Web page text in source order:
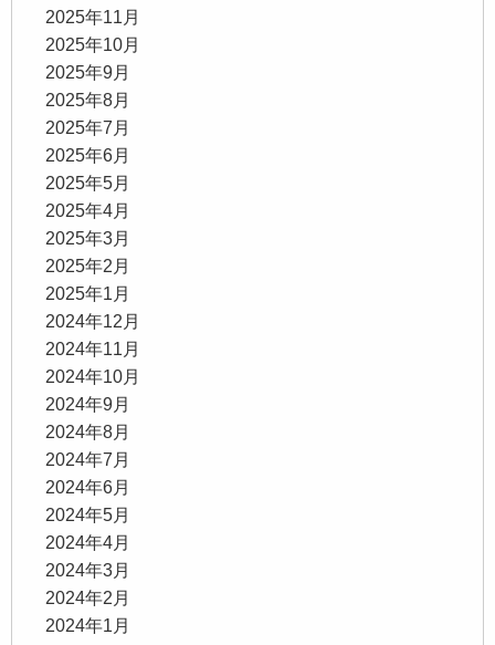
2025年11月
2025年10月
2025年9月
2025年8月
2025年7月
2025年6月
2025年5月
2025年4月
2025年3月
2025年2月
2025年1月
2024年12月
2024年11月
2024年10月
2024年9月
2024年8月
2024年7月
2024年6月
2024年5月
2024年4月
2024年3月
2024年2月
2024年1月